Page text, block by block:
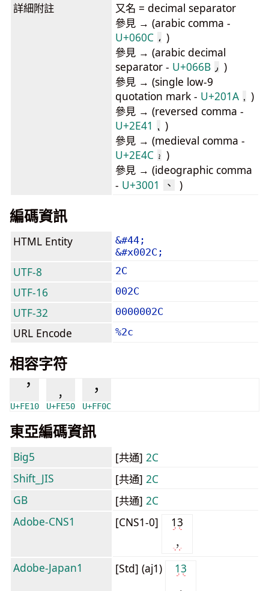
詳細附註
又名 = decimal separator
參見 → (arabic comma -
U+060C ، )
參見 → (arabic decimal
separator - U+066B ٫ )
參見 → (single low-9
quotation mark - U+201A
)
參見 → (reversed comma -
U+2E41
)
參見 → (medieval comma -
U+2E4C ⹌ )
參見 → (ideographic comma
- U+3001 、 )
編碼資訊
HTML Entity
&#44;
&#x002C;
UTF-8 2C
UTF-16 002C
UTF-32 0000002C
URL Encode %2c
相容字符
︐
U+FE10 U+FE50
，
U+FF0C
東亞編碼資訊
Big5 [共通] 2C
Shift_JIS
[共通] 2C
GB
[共通] 2C
Adobe-CNS1
[CNS1-0] 13
Adobe-Japan1 [Std] (aj1) 13